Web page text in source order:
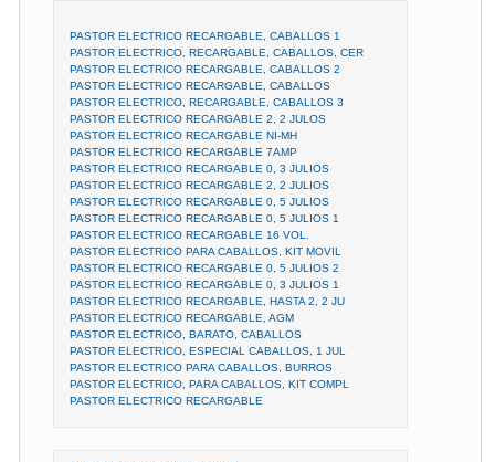
PASTOR ELECTRICO RECARGABLE, CABALLOS 1
PASTOR ELECTRICO, RECARGABLE, CABALLOS, CER
PASTOR ELECTRICO RECARGABLE, CABALLOS 2
PASTOR ELECTRICO RECARGABLE, CABALLOS
PASTOR ELECTRICO, RECARGABLE, CABALLOS 3
PASTOR ELECTRICO RECARGABLE 2, 2 JULOS
PASTOR ELECTRICO RECARGABLE NI-MH
PASTOR ELECTRICO RECARGABLE 7AMP
PASTOR ELECTRICO RECARGABLE 0, 3 JULIOS
PASTOR ELECTRICO RECARGABLE 2, 2 JULIOS
PASTOR ELECTRICO RECARGABLE 0, 5 JULIOS
PASTOR ELECTRICO RECARGABLE 0, 5 JULIOS 1
PASTOR ELECTRICO RECARGABLE 16 VOL.
PASTOR ELECTRICO PARA CABALLOS, KIT MOVIL
PASTOR ELECTRICO RECARGABLE 0, 5 JULIOS 2
PASTOR ELECTRICO RECARGABLE 0, 3 JULIOS 1
PASTOR ELECTRICO RECARGABLE, HASTA 2, 2 JU
PASTOR ELECTRICO RECARGABLE, AGM
PASTOR ELECTRICO, BARATO, CABALLOS
PASTOR ELECTRICO, ESPECIAL CABALLOS, 1 JUL
PASTOR ELECTRICO PARA CABALLOS, BURROS
PASTOR ELECTRICO, PARA CABALLOS, KIT COMPL
PASTOR ELECTRICO RECARGABLE